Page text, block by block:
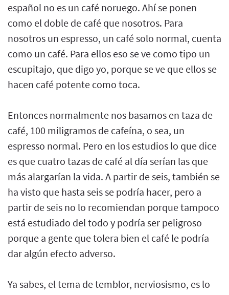
español no es un café noruego. Ahí se ponen
como el doble de café que nosotros. Para
nosotros un espresso, un café solo normal, cuenta
como un café. Para ellos eso se ve como tipo un
escupitajo, que digo yo, porque se ve que ellos se
hacen café potente como toca.
Entonces normalmente nos basamos en taza de
café, 100 miligramos de cafeína, o sea, un
espresso normal. Pero en los estudios lo que dice
es que cuatro tazas de café al día serían las que
más alargarían la vida. A partir de seis, también se
ha visto que hasta seis se podría hacer, pero a
partir de seis no lo recomiendan porque tampoco
está estudiado del todo y podría ser peligroso
porque a gente que tolera bien el café le podría
dar algún efecto adverso.
Ya sabes, el tema de temblor, nerviosismo, es lo